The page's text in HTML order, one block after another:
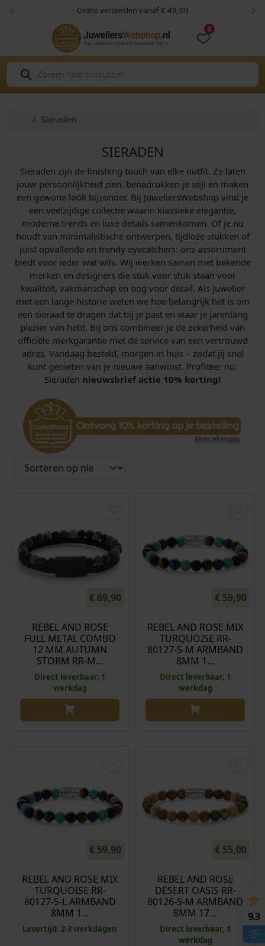
Skip to content
Skip to footer Niet goed? Geld retour!
Vorige
0
P
o
d
HomeSieraden
SIERADEN
Sieraden zijn de finishing touch van elke outfit. Ze laten
jouw persoonlijkheid zien, benadrukken je stijl en maken
een gewone look bijzonder. Bij JuweliersWebshop vind je
een veelzijdige collectie waarin klassieke elegantie,
moderne trends en luxe details samenkomen. Of je nu
houdt van minimalistische ontwerpen, tijdloze stukken of
juist opvallende en trendy eyecatchers: ons assortiment
biedt voor ieder wat wils. Wij werken samen met bekende
merken en designers die stuk voor stuk staan voor
kwaliteit, vakmanschap en oog voor detail. Als juwelier
met een lange historie weten we hoe belangrijk het is om
een sieraad te dragen dat bij je past en waar je jarenlang
plezier van hebt. Bij ons combineer je de zekerheid van
officiële merkgarantie met de service van een vertrouwd
adres. Vandaag besteld, morgen in huis – zodat jij snel
kunt genieten van je nieuwe aanwinst. Profiteer nu:
Sieraden nieuwsbrief actie 10% korting!
€ 69,90
REBEL AND ROSE
FULL METAL COMBO
12 MM AUTUMN
STORM RR-M…
Direct leverbaar, 1
werkdag
€ 59,90
REBEL AND ROSE MIX
TURQUOISE RR-
80127-S-M ARMBAND
8MM 1…
Direct leverbaar, 1
werkdag
€ 59,90
REBEL AND ROSE MIX
TURQUOISE RR-
80127-S-L ARMBAND
8MM 1…
Levertijd: 2-3 werkdagen
€ 55,00
REBEL AND ROSE
DESERT OASIS RR-
80126-S-M ARMBAND
8MM 17…
Direct leverbaar, 1
werkdag
9.3